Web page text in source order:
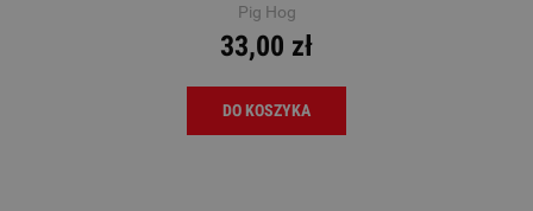
Pig Hog
33,00 zł
DO KOSZYKA